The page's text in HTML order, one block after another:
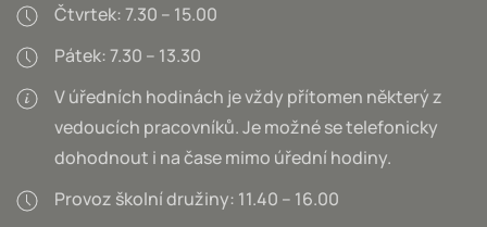
Čtvrtek: 7.30 – 15.00
Pátek: 7.30 – 13.30
V úředních hodinách je vždy přítomen některý z
vedoucích pracovníků. Je možné se telefonicky
dohodnout i na čase mimo úřední hodiny.
Provoz školní družiny: 11.40 – 16.00